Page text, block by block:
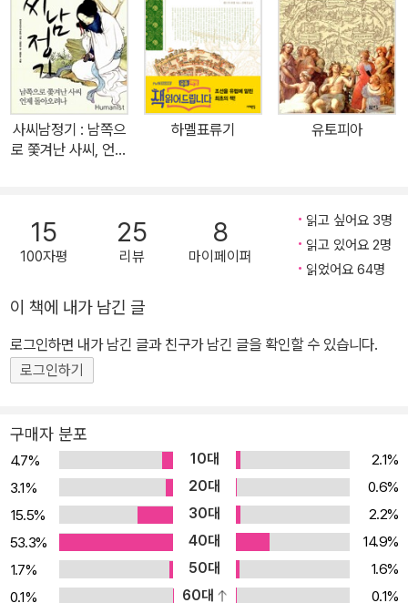
사씨남정기 : 남쪽으
로 쫓겨난 사씨, 언제
하멜표류기 유토피아
15
100자평
25
리뷰
8
마이페이퍼
읽고 싶어요 3명
읽고 있어요 2명
읽었어요 64명
이 책에 내가 남긴 글
로그인하면 내가 남긴 글과 친구가 남긴 글을 확인할 수 있습니다.
로그인하기
구매자 분포
4.7% 10대
2.1%
3.1%
20대
0.6%
15.5%
30대
2.2%
53.3%
40대
14.9%
1.7%
50대
1.6%
0.1%
60대
0.1%